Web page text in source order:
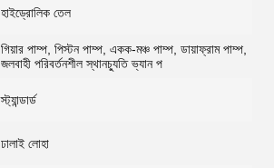
হাইড্রোলিক তেল
গিয়ার পাম্প, পিস্টন পাম্প, একক-মঞ্চ পাম্প, ডায়াফ্রাম পাম্প,
জলবাহী পরিবর্তনশীল স্থানচ্যুতি ভ্যান প
স্ট্যান্ডার্ড
ঢালাই লোহা